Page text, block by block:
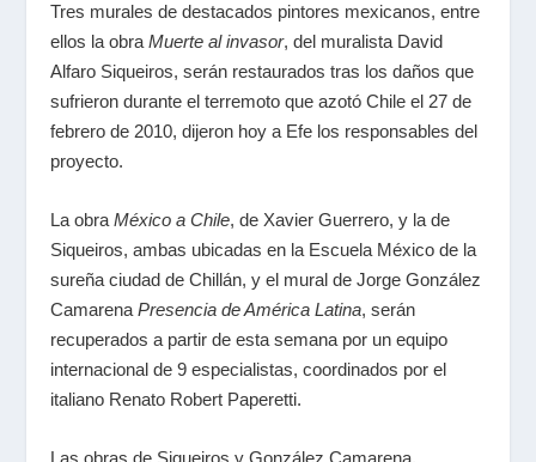
Tres murales de destacados pintores mexicanos, entre
ellos la obraMuerte al invasor, del muralista David
Alfaro Siqueiros, serán restaurados tras los daños que
sufrieron durante el terremoto que azotó Chile el 27 de
febrero de 2010, dijeron hoy a Efe los responsables del
proyecto.
La obraMéxico a Chile, de Xavier Guerrero, y la de
Siqueiros, ambas ubicadas en la Escuela México de la
sureña ciudad de Chillán, y el mural de Jorge González
CamarenaPresencia de América Latina, serán
recuperados a partir de esta semana por un equipo
internacional de 9 especialistas, coordinados por el
italiano Renato Robert Paperetti.
Las obras de Siqueiros y González Camarena,